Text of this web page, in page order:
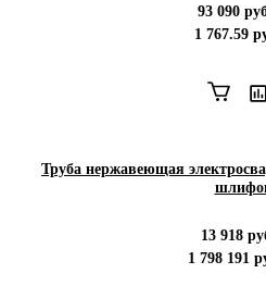
93 090
1 767.59
Труба нержавеющая
13 918
1 798 191